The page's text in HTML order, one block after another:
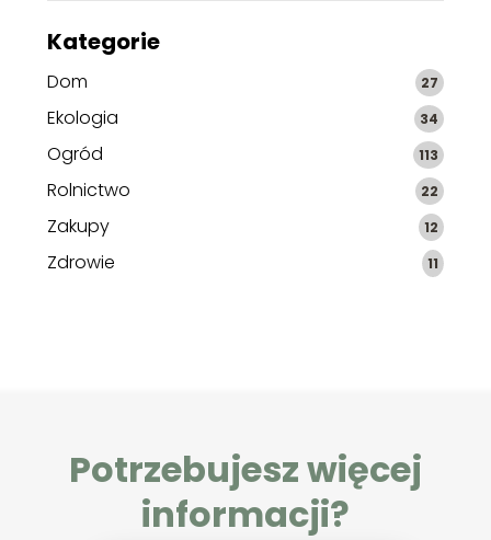
Kategorie
Dom 27
Ekologia 34
Ogród 113
Rolnictwo 22
Zakupy 12
Zdrowie 11
Potrzebujesz więcej
informacji?